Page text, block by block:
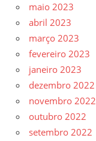
maio 2023
abril 2023
março 2023
fevereiro 2023
janeiro 2023
dezembro 2022
novembro 2022
outubro 2022
setembro 2022